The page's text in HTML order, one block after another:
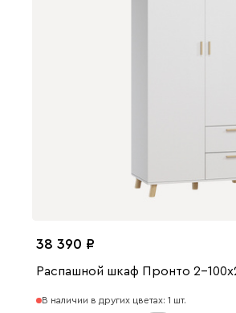
38 390
В наличии в других цветах: 1 шт.